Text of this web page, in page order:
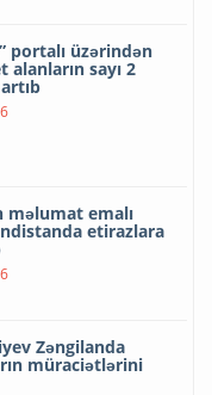
portalı üzərindən
sayı 2
məlumat emalı
etirazlara
Zəngilanda
müraciətlərini